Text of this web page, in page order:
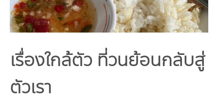
เรื่องใกล้ตัว ที่วนย้อนกลับสู่
ตัวเรา